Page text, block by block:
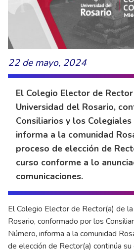
22 de mayo, 2024
El Colegio Elector de
Universidad del Rosario,
Consiliarios y los
informa a la comunidad
proceso de elección de
curso conforme a lo
comunicaciones.
El Colegio Elector de Rector(a) de
Rosario, conformado por los
Número, informa a la comunidad
de elección de Rector(a) continúa